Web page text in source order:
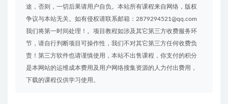
途，否则，一切后果请用户自负。本站所有课程来自网络，版权
争议与本站无关。如有侵权请联系邮箱：2879294521@qq.com
我们将第一时间处理！。项目教程如涉及其它第三方收费服务环
节，请自行判断项目可操作性，我们不对其它第三方任何收费负
责！第三方软件也请谨慎使用，本站不出售课程，你支付的积分
是本网站的运维成本费用及用户网络搜集资源的人力付出费用，
下载的课程仅供学习使用。